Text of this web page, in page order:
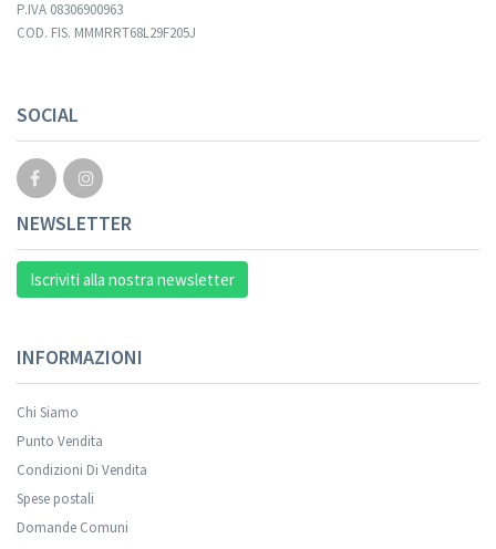
P.IVA 08306900963
COD. FIS. MMMRRT68L29F205J
SOCIAL
NEWSLETTER
Iscriviti alla nostra newsletter
INFORMAZIONI
Chi Siamo
Punto Vendita
Condizioni Di Vendita
Spese postali
Domande Comuni
Your registration was successful.